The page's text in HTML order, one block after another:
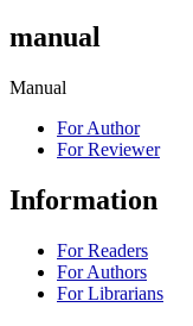
manual
Manual
For Author
For Reviewer
Information
For Readers
For Authors
For Librarians